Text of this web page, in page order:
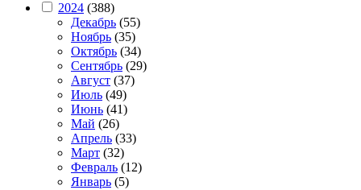
2024 (388)
Декабрь (55)
Ноябрь (35)
Октябрь (34)
Сентябрь (29)
Август (37)
Июль (49)
Июнь (41)
Май (26)
Апрель (33)
Март (32)
Февраль (12)
Январь (5)